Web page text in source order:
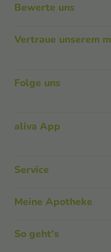
Bewerte uns
Vertraue unserem
Folge uns
aliva App
Service
Meine Apotheke
So geht's